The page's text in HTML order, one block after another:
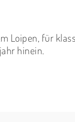
Loipen, für
hinein.